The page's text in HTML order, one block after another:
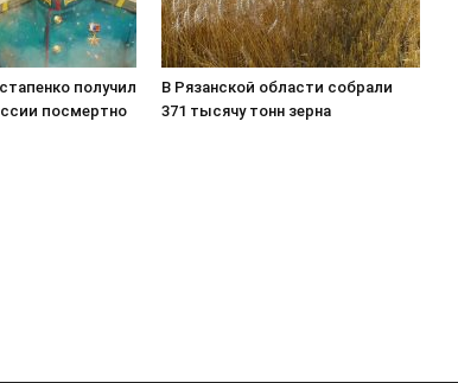
получил
посмертно
В Рязанской области собрали
371 тысячу тонн зерна